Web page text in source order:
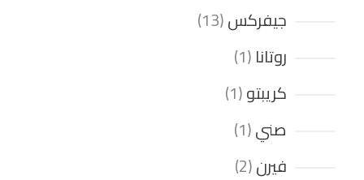
جيفركس 13
روتانا 1
كريبتو 1
صني 1
فيرن 2